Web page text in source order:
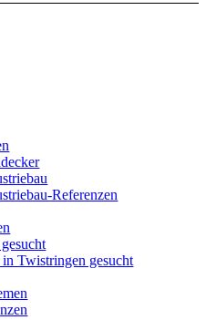
Referenzen
Twistringen gesucht